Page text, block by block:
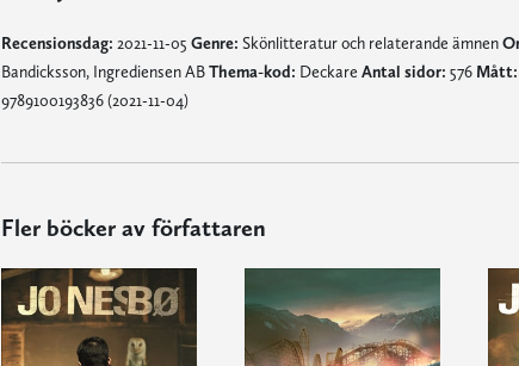
Recensionsdag: 2021-11-05 Genre: Skönlitteratur och relaterande ämnen
Bandicksson, Ingrediensen ABThema-kod: Deckare Antal sidor: 576 Mått:
9789100193836 (2021-11-04)
Fler böcker av författaren